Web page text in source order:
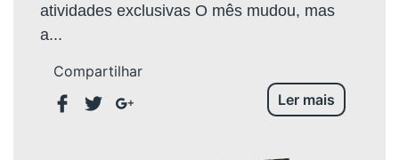
atividades exclusivas O mês mudou, mas
a...
Compartilhar
Ler mais